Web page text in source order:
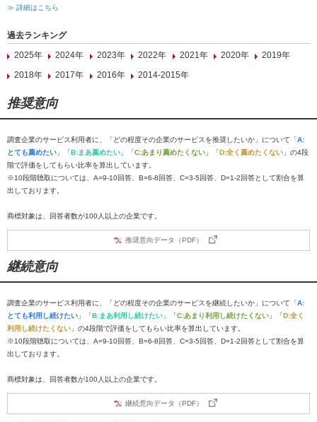
≫ 詳細はこちら
過去ランキング
2025年
2024年 2023年 2022年 2021年 2020年
2019年
2018年
2017年 2016年 2014-2015年
推奨意向
調査企業のサービス利用者に、「どの程度その企業のサービスを推奨したいか」について「A:
とても薦めたい 」「B:まあ薦めたい 」「C:あまり薦めたくない 」「D:全く薦めたくない 」の4段
階で評価をしてもらい比率を算出しています。
※10段階聴取については、A=9-10回答、B=6-8回答、C=3-5回答、D=1-2回答として割合を算
出しております。
商標対象は、回答者数が100人以上の企業です。
推奨意向データ（PDF）
継続意向
調査企業のサービス利用者に、「どの程度その企業のサービスを継続したいか」について「A:
とても利用し続けたい 」「B:まあ利用し続けたい 」「C:あまり利用し続けたくない 」「D:全く
利用し続けたくない 」の4段階で評価をしてもらい比率を算出しています。
※10段階聴取については、A=9-10回答、B=6-8回答、C=3-5回答、D=1-2回答として割合を算
出しております。
商標対象は、回答者数が100人以上の企業です。
継続意向データ（PDF）